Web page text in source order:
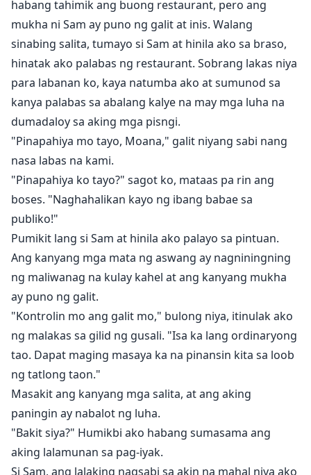
habang tahimik ang buong restaurant, pero ang
mukha ni Sam ay puno ng galit at inis. Walang
sinabing salita, tumayo si Sam at hinila ako sa braso,
hinatak ako palabas ng restaurant. Sobrang lakas niya
para labanan ko, kaya natumba ako at sumunod sa
kanya palabas sa abalang kalye na may mga luha na
dumadaloy sa aking mga pisngi.
"Pinapahiya mo tayo, Moana," galit niyang sabi nang
nasa labas na kami.
"Pinapahiya ko tayo?" sagot ko, mataas pa rin ang
boses. "Naghahalikan kayo ng ibang babae sa
publiko!"
Pumikit lang si Sam at hinila ako palayo sa pintuan.
Ang kanyang mga mata ng aswang ay nagniningning
ng maliwanag na kulay kahel at ang kanyang mukha
ay puno ng galit.
"Kontrolin mo ang galit mo," bulong niya, itinulak ako
ng malakas sa gilid ng gusali. "Isa ka lang ordinaryong
tao. Dapat maging masaya ka na pinansin kita sa loob
ng tatlong taon."
Masakit ang kanyang mga salita, at ang aking
paningin ay nabalot ng luha.
"Bakit siya?" Humikbi ako habang sumasama ang
aking lalamunan sa pag-iyak.
Si Sam, ang lalaking nagsabi sa akin na mahal niya ako